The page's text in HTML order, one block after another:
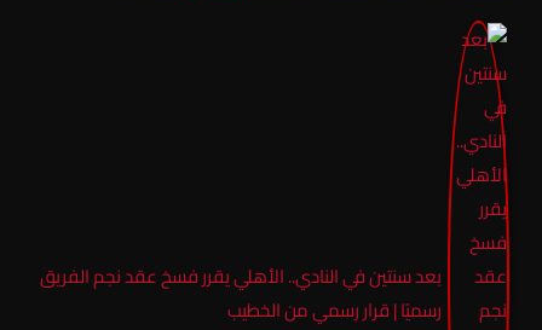
بعد سنتين في النادي.. الأهلي يقرر فسخ عقد نجم الفريق
رسميًا | قرار رسمي من الخطيب